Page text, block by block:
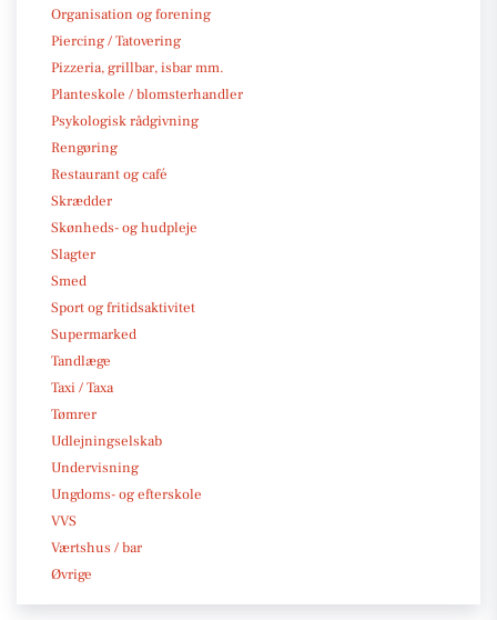
Organisation og forening
Piercing / Tatovering
Pizzeria, grillbar, isbar mm.
Planteskole / blomsterhandler
Psykologisk rådgivning
Rengøring
Restaurant og café
Skrædder
Skønheds- og hudpleje
Slagter
Smed
Sport og fritidsaktivitet
Supermarked
Tandlæge
Taxi / Taxa
Tømrer
Udlejningselskab
Undervisning
Ungdoms- og efterskole
VVS
Værtshus / bar
Øvrige